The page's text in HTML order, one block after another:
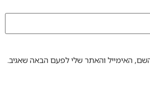
האימייל והאתר שלי לפעם הבאה שאגיב.